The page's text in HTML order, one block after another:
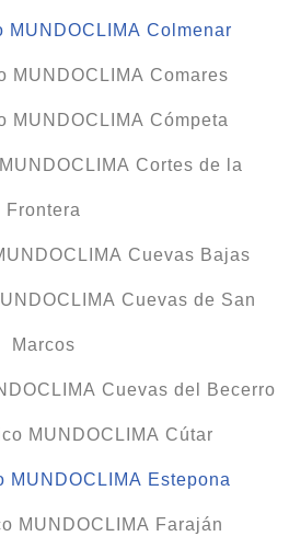
MUNDOCLIMA Colmenar
MUNDOCLIMA Comares
MUNDOCLIMA Cómpeta
Cortes de la
Frontera
Cuevas Bajas
Cuevas de San
Marcos
Cuevas del Becerro
MUNDOCLIMA Cútar
MUNDOCLIMA Estepona
MUNDOCLIMA Faraján